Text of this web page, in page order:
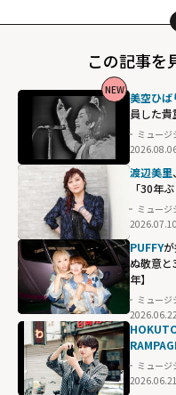
この記事を
美空ひば
員した貴
ミュージ
NEW
渡辺美里
「30年
ミュージ
2026.07.10
PUFFY
ぬ敬意
年】
ミュージ
ミュージ
2026.06.21